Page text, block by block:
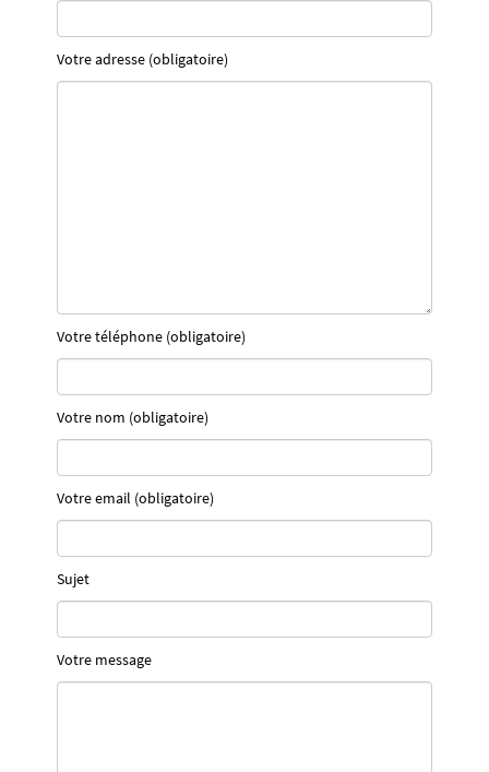
Votre adresse (obligatoire)
Votre téléphone (obligatoire)
Votre nom (obligatoire)
Votre email (obligatoire)
Sujet
Votre message